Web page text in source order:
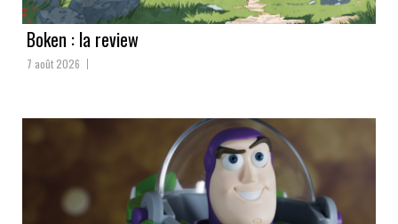
Boken : la review
7 août 2026